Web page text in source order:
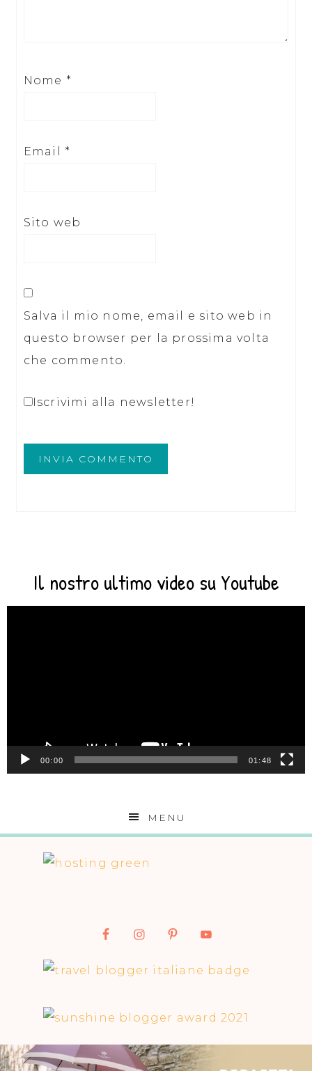
Nome *
Email *
Sito web
Salva il mio nome, email e sito web in
questo browser per la prossima volta
che commento.
Iscrivimi alla newsletter!
Il nostro ultimo video su Youtube
00:00 01:48
MENU